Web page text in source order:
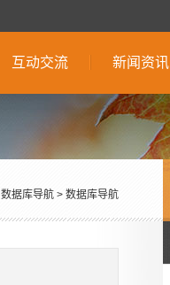
互动交流 新闻资讯
数据库导航 > 数据库导航